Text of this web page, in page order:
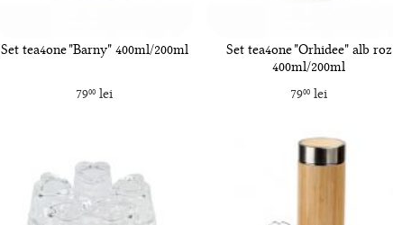
Set tea4one "Barny" 400ml/200ml
7900lei
Set tea4one "Orhidee" alb roz
400ml/200ml
7900lei